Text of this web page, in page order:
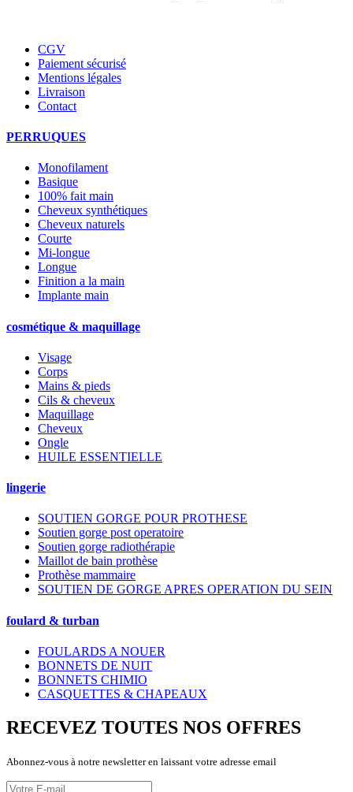
CGV
Paiement sécurisé
Mentions légales
Livraison
Contact
PERRUQUES
Monofilament
Basique
100% fait main
Cheveux synthétiques
Cheveux naturels
Courte
Mi-longue
Longue
Finition a la main
Implante main
cosmétique & maquillage
Visage
Corps
Mains & pieds
Cils & cheveux
Maquillage
Cheveux
Ongle
HUILE ESSENTIELLE
lingerie
SOUTIEN GORGE POUR PROTHESE
Soutien gorge post operatoire
Soutien gorge radiothérapie
Maillot de bain prothèse
Prothèse mammaire
SOUTIEN DE GORGE APRES OPERATION DU SEIN
foulard & turban
FOULARDS A NOUER
BONNETS DE NUIT
BONNETS CHIMIO
CASQUETTES & CHAPEAUX
RECEVEZ TOUTES NOS OFFRES
Abonnez-vous à notre newsletter en laissant votre adresse email